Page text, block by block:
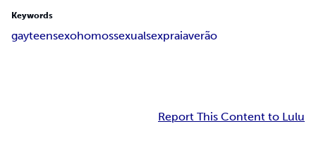
Keywords
gayteensexohomossexualsexpraiaverão
Report This Content to Lulu